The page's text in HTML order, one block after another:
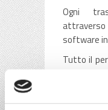
Ogni
attraverso
software
Tutto il
ed è
ilCentro